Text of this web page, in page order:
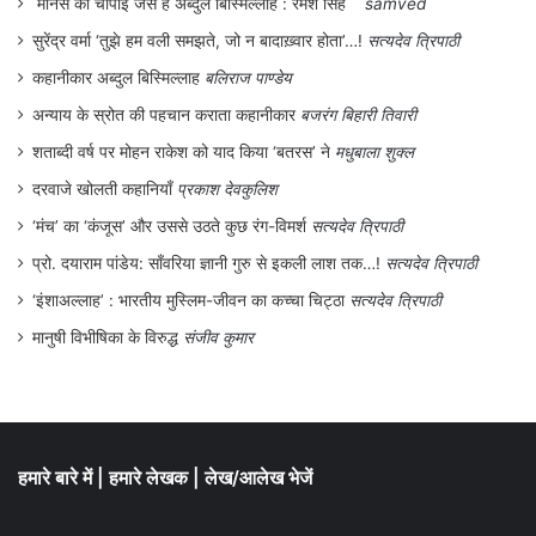
सुरेंद्र वर्मा ‘तुझे हम वली समझते, जो न बादाख़्वार होता’…! सत्यदेव त्रिपाठी
कहानीकार अब्दुल बिस्मिल्लाह बलिराज पाण्डेय
अन्याय के स्रोत की पहचान कराता कहानीकार बजरंग बिहारी तिवारी
शताब्दी वर्ष पर मोहन राकेश को याद किया ‘बतरस’ ने मधुबाला शुक्ल
दरवाजे खोलती कहानियाँ प्रकाश देवकुलिश
‘मंच’ का ‘कंजूस’ और उससे उठते कुछ रंग-विमर्श सत्यदेव त्रिपाठी
प्रो. दयाराम पांडेय: साँवरिया ज्ञानी गुरु से इकली लाश तक…! सत्यदेव त्रिपाठी
‘इंशाअल्लाह’ : भारतीय मुस्लिम-जीवन का कच्चा चिट्ठा सत्यदेव त्रिपाठी
मानुषी विभीषिका के विरुद्ध संजीव कुमार
हमारे बारे में हमारे लेखक लेख/आलेख भेजें